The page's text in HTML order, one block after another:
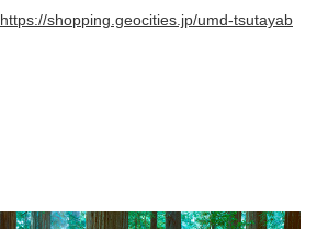
https://shopping.geocities.jp/umd-tsutayab